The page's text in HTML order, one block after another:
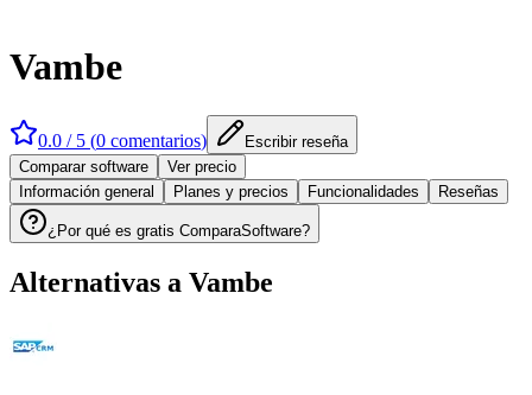
Vambe
0.0 / 5 (0 comentarios)
Escribir reseña
Comparar software
Ver precio
Información general
Planes y precios Funcionalidades Reseñas
¿Por qué es gratis ComparaSoftware?
Alternativas a Vambe